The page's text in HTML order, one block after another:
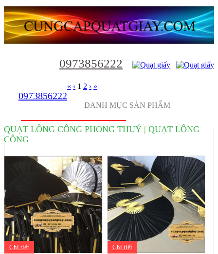
0973856222
0973856222
QUẠT LÔNG CÔNG PHONG THUỶ | QUẠT LÔNG
CÔNG
Chi tiết
Chi tiết
« ‹ 1 2 › »
DANH MỤC SẢN PHẨM